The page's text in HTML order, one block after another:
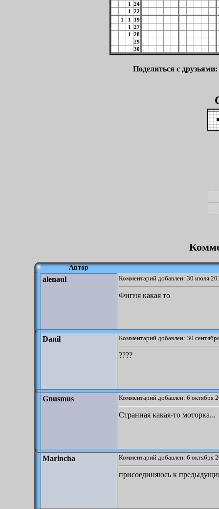
1
24
1
22
1
1
19
1
27
1
28
29
30
Поделиться с друзьями:
Автор
alenaul Комментарий добавлен: 30 июля
Фигня какая то
Danil Комментарий добавлен: 30
????
Gnusmus Комментарий добавлен: 6 октября
Странная какая-то моторка...
Marincha Комментарий добавлен: 6 октября
присоединяюсь к